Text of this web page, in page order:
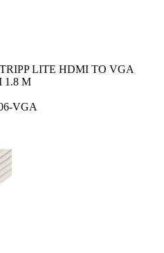
LITE HDMI TO VGA
1.8 M
VGA